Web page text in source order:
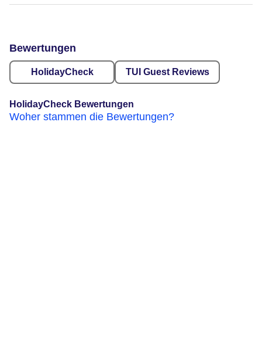
Bewertungen
HolidayCheck TUI Guest Reviews
HolidayCheck Bewertungen
Woher stammen die Bewertungen?